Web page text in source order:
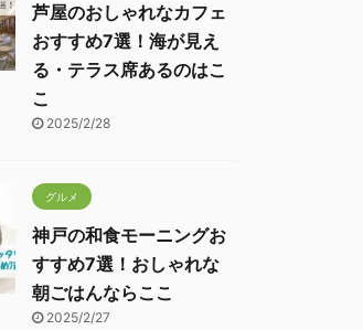
芦屋のおしゃれなカフェ
おすすめ7選！海が見え
る・テラス席あるのはこ
こ
2025/2/28
グルメ
神戸の和食モーニングお
すすめ7選！おしゃれな
朝ごはんならここ
2025/2/27